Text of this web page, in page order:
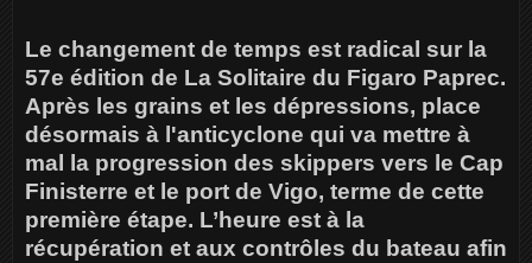
Le changement de temps est radical sur la
57e édition de La Solitaire du Figaro Paprec.
Après les grains et les dépressions, place
désormais à l'anticyclone qui va mettre à
mal la progression des skippers vers le Cap
Finisterre et le port de Vigo, terme de cette
première étape. L’heure est à la
récupération et aux contrôles du bateau afin